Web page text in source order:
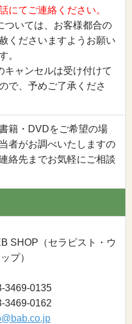
にてご連絡ください。
ついては、お客様都合の
くださいますようお願い
。
キャンセルは受け付けて
で、予めご了承くださ
籍・DVDをご希望の場
者がお調べいたしますの
絡先までお気軽にご相談
SHOP（セラピスト・ウ
プ）
3469-0135
3469-0162